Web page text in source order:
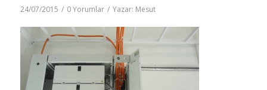
24/07/2015 / 0 Yorumlar / Yazar: Mesut